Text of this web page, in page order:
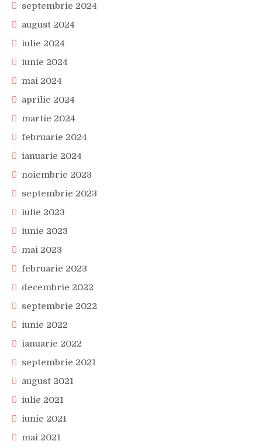
septembrie 2024
august 2024
iulie 2024
iunie 2024
mai 2024
aprilie 2024
martie 2024
februarie 2024
ianuarie 2024
noiembrie 2023
septembrie 2023
iulie 2023
iunie 2023
mai 2023
februarie 2023
decembrie 2022
septembrie 2022
iunie 2022
ianuarie 2022
septembrie 2021
august 2021
iulie 2021
iunie 2021
mai 2021